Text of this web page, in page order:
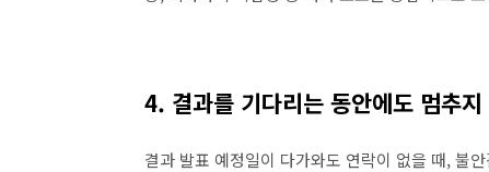
4. 결과를 기다리는 동안에도 멈추
결과 발표 예정일이 다가와도 연락이 없을 때, 불